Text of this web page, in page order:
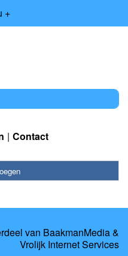
+
Contact
van BaakmanMedia&
Vrolijk Internet Services